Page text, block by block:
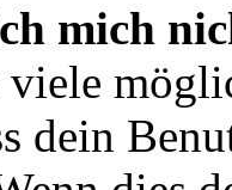
mich
dein